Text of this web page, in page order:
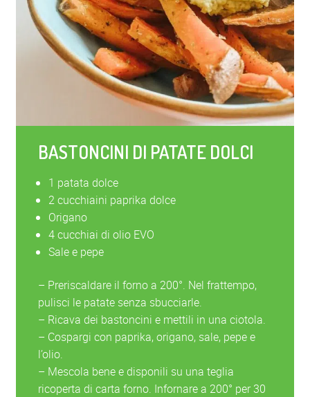
BASTONCINI DI PATATE DOLCI
1 patata dolce
2 cucchiaini paprika dolce
Origano
4 cucchiai di olio EVO
Sale e pepe
– Preriscaldare il forno a 200°. Nel frattempo,
pulisci le patate senza sbucciarle.
– Ricava dei bastoncini e mettili in una ciotola.
– Cospargi con paprika, origano, sale, pepe e
l’olio.
– Mescola bene e disponili su una teglia
ricoperta di carta forno. Infornare a 200° per 30